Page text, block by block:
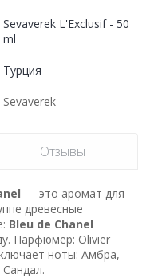
Sevaverek L'Exclusif - 50
ml
Турция
Sevaverek
Отзывы
— это аромат для
древесные
Bleu de Chanel
Парфюмер: Olivier
ноты: Амбра,